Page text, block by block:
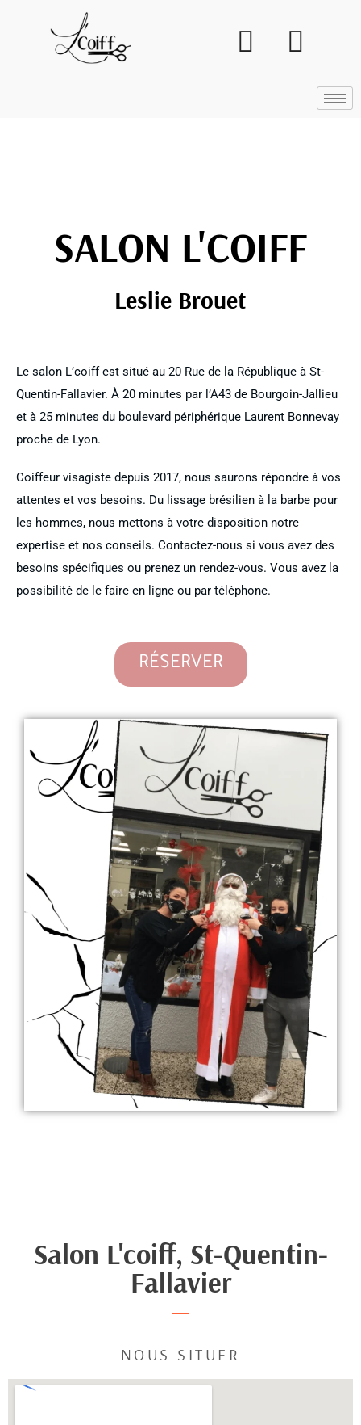
SALON L'COIFF
Leslie Brouet
Le salon L’coiff est situé au 20 Rue de la République à St-
Quentin-Fallavier. À 20 minutes par l’A43 de Bourgoin-Jallieu
et à 25 minutes du boulevard périphérique Laurent Bonnevay
proche de Lyon.
Coiffeur visagiste depuis 2017, nous saurons répondre à vos
attentes et vos besoins. Du lissage brésilien à la barbe pour
les hommes, nous mettons à votre disposition notre
expertise et nos conseils. Contactez-nous si vous avez des
besoins spécifiques ou prenez un rendez-vous. Vous avez la
possibilité de le faire en ligne ou par téléphone.
RÉSERVER
Salon L'coiff, St-Quentin-
Fallavier
NOUS SITUER